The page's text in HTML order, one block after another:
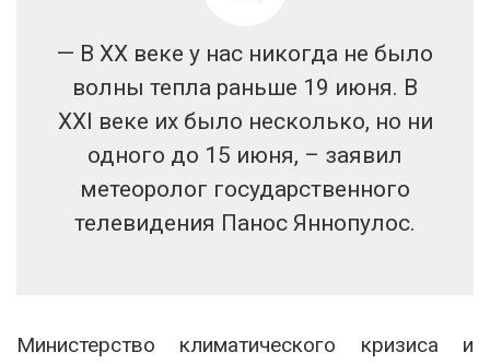
— В ХХ веке у нас никогда не было
волны тепла раньше 19 июня. В
XXI веке их было несколько, но ни
одного до 15 июня, – заявил
метеоролог государственного
телевидения Панос Яннопулос.
Министерство климатического кризиса и